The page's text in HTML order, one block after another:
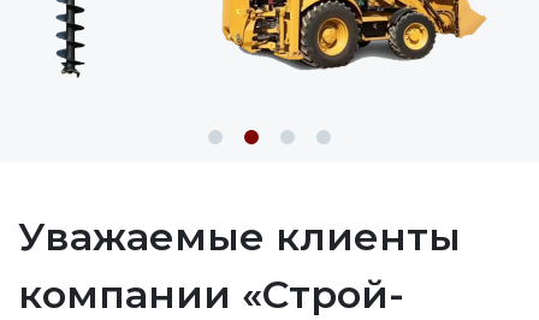
Уважаемые клиенты
компании «Строй-